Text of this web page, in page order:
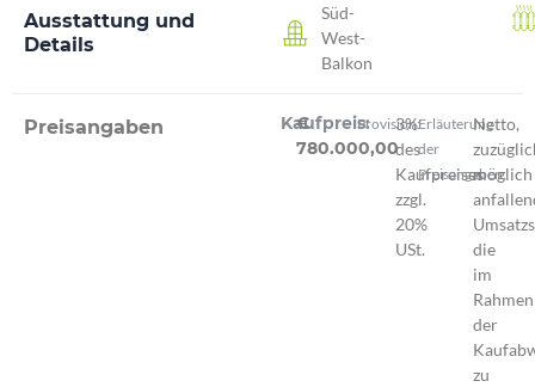
Ausstattung und
Details
Süd-
West-
Balkon
Preisangaben Kaufpreis:
€
780.000,00
Provision:
3%
des
Kaufpreises
zzgl.
20%
USt.
Erläuterung
der
Preisangaben:
Netto,
möglich
die
im
Rahmen
der
zu